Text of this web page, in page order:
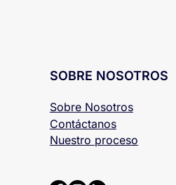
SOBRE NOSOTROS
Sobre Nosotros
Contáctanos
Nuestro proceso